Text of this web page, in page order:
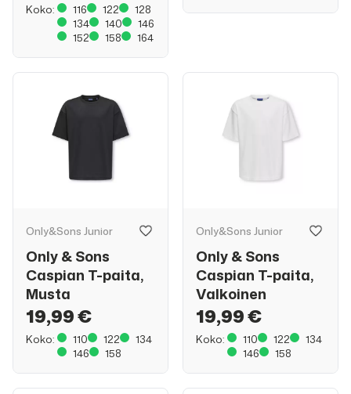
Koko: 116 122
128
134
140
146
152
158 164
Only&Sons Junior
Only & Sons
Caspian T-paita,
Musta
19,99 €
Koko: 110 122
134
146
158
Only&Sons Junior
Only & Sons
Caspian T-paita,
Valkoinen
19,99 €
Koko: 110 122
134
146
158